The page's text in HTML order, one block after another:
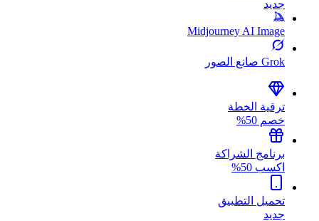
جديد
Midjourney AI Image
Grok صانع الصور
ترقية الخطة
خصم 50%
برنامج الشراكة
اكسب 50%
تحميل التطبيق
جديد